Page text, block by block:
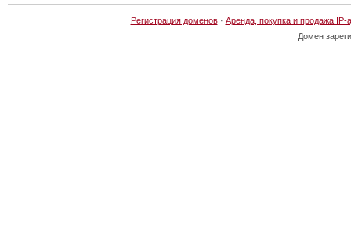
Регистрация доменов· Аренда, покупка и продажа IP-
Домен